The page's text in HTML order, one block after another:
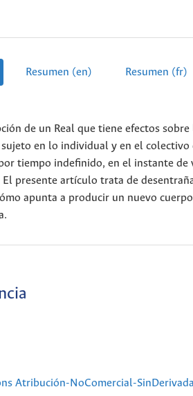
Resumen (en) Resumen (fr)
de un Real que tiene efectos
en lo individual y en el colectivo
tiempo indefinido, en el instante de
presente artículo trata de
apunta a producir un nuevo
Atribución-NoComercial-